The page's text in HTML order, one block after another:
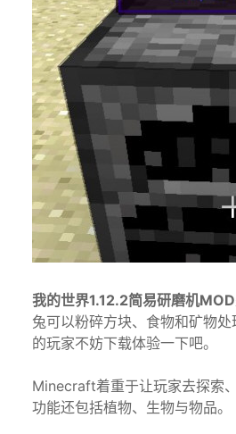
我的世界1.12.2简易研磨机MOD
兔可以粉碎方块、食物和矿物
的玩家不妨下载体验一下吧。
Minecraft着重于让玩家去探索
功能还包括植物、生物与物品。